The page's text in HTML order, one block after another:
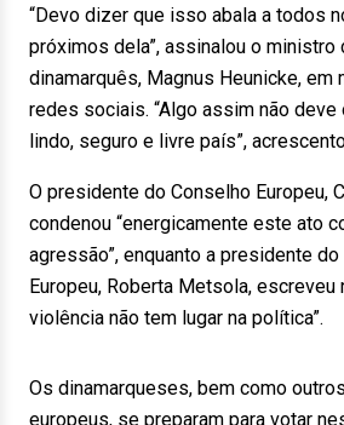
“Devo dizer que isso abala a todos
próximos dela”, assinalou o
dinamarquês, Magnus Heunicke, em
redes sociais. “Algo assim não
lindo, seguro e livre país”,
O presidente do Conselho Europeu,
condenou “energicamente este ato
agressão”, enquanto a presidente
Europeu, Roberta Metsola, escreveu
violência não tem lugar na política”.
Os dinamarqueses, bem como
europeus, se preparam para votar